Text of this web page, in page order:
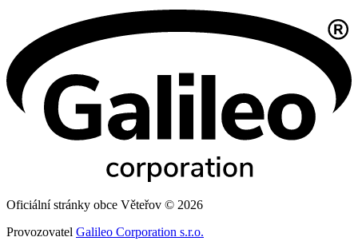
Oficiální stránky obce Věteřov © 2026
Provozovatel Galileo Corporation s.r.o.